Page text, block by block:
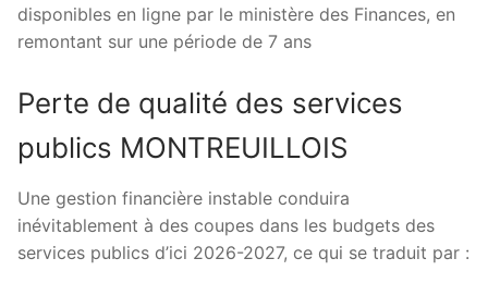
disponibles en ligne par le ministère des Finances, en
remontant sur une période de 7 ans
Perte de qualité des services
publics MONTREUILLOIS
Une gestion financière instable conduira
inévitablement à des coupes dans les budgets des
services publics d’ici 2026-2027, ce qui se traduit par :